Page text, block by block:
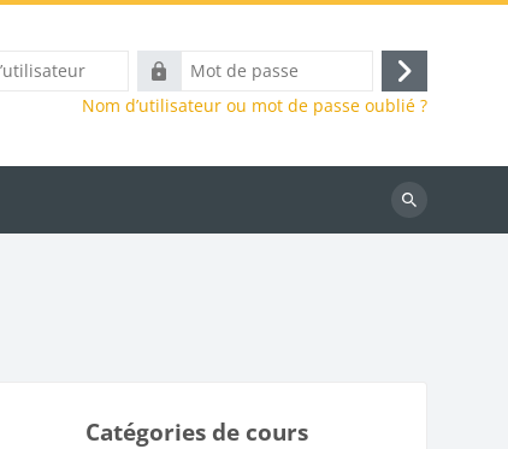
Mot
de
Connexion
Nom d’utilisateur ou mot de passe oublié ?
Rechercher
Catégories de cours